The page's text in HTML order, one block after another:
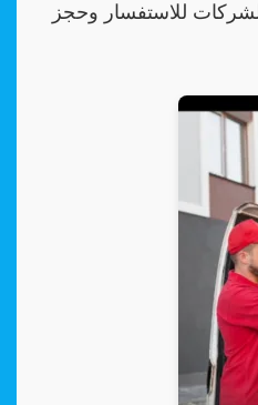
للاستفسار وحجز